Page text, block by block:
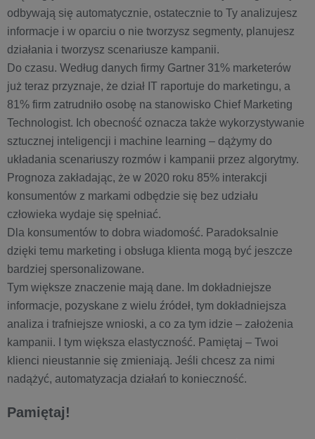
odbywają się automatycznie, ostatecznie to Ty analizujesz
informacje i w oparciu o nie tworzysz segmenty, planujesz
działania i tworzysz scenariusze kampanii.
Do czasu. Według danych firmy Gartner 31% marketerów
już teraz przyznaje, że dział IT raportuje do marketingu, a
81% firm zatrudniło osobę na stanowisko Chief Marketing
Technologist. Ich obecność oznacza także wykorzystywanie
sztucznej inteligencji i machine learning – dążymy do
układania scenariuszy rozmów i kampanii przez algorytmy.
Prognoza zakładając, że w 2020 roku 85% interakcji
konsumentów z markami odbędzie się bez udziału
człowieka wydaje się spełniać.
Dla konsumentów to dobra wiadomość. Paradoksalnie
dzięki temu marketing i obsługa klienta mogą być jeszcze
bardziej spersonalizowane.
Tym większe znaczenie mają dane. Im dokładniejsze
informacje, pozyskane z wielu źródeł, tym dokładniejsza
analiza i trafniejsze wnioski, a co za tym idzie – założenia
kampanii. I tym większa elastyczność. Pamiętaj – Twoi
klienci nieustannie się zmieniają. Jeśli chcesz za nimi
nadążyć, automatyzacja działań to konieczność.
Pamiętaj!